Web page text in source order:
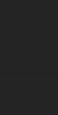
stundade,
i en tidigare
(problem